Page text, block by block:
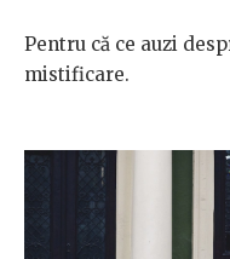
Pentru că ce auzi
mistificare.